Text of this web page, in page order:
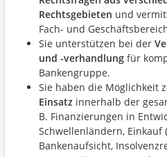
Rechtsgebieten und
Fach- und
Sie unterstützen bei der
und -verhandlung für
Bankengruppe.
Sie haben die Möglichkeit
Einsatz innerhalb der
B. Finanzierungen in
Schwellenländern, Einkauf
Bankenaufsicht,